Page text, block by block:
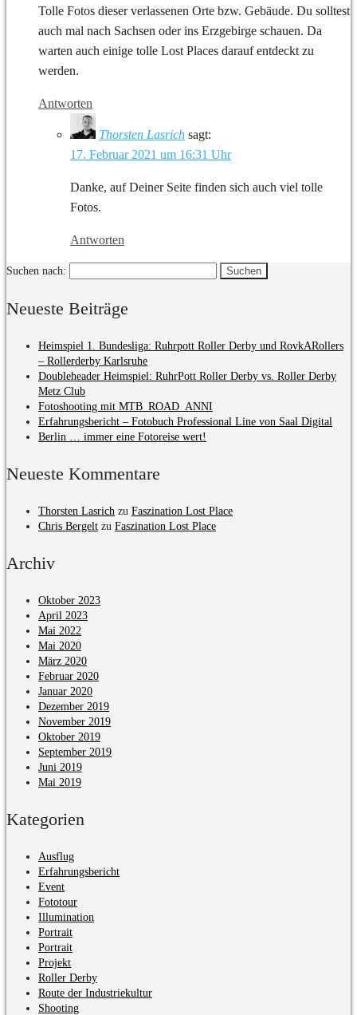
Tolle Fotos dieser verlassenen Orte bzw. Gebäude. Du solltest
auch mal nach Sachsen oder ins Erzgebirge schauen. Da
warten auch einige tolle Lost Places darauf entdeckt zu
werden.
Antworten
Thorsten Lasrich sagt:
17. Februar 2021 um 16:31 Uhr
Danke, auf Deiner Seite finden sich auch viel tolle
Fotos.
Antworten
Suchen nach:
Neueste Beiträge
Heimspiel 1. Bundesliga: Ruhrpott Roller Derby und RovkARollers
– Rollerderby Karlsruhe
Doubleheader Heimspiel: RuhrPott Roller Derby vs. Roller Derby
Metz Club
Fotoshooting mit MTB_ROAD_ANNI
Erfahrungsbericht – Fotobuch Professional Line von Saal Digital
Berlin … immer eine Fotoreise wert!
Neueste Kommentare
Thorsten Lasrich zu Faszination Lost Place
Chris Bergelt zu Faszination Lost Place
Archiv
Oktober 2023
April 2023
Mai 2022
Mai 2020
März 2020
Februar 2020
Januar 2020
Dezember 2019
November 2019
Oktober 2019
September 2019
Juni 2019
Mai 2019
Kategorien
Ausflug
Erfahrungsbericht
Event
Fototour
Illumination
Portrait
Portrait
Projekt
Roller Derby
Route der Industriekultur
Shooting